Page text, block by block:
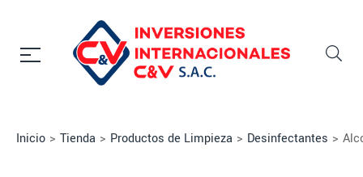
Inicio > Tienda > Productos de Limpieza > Desinfectantes >